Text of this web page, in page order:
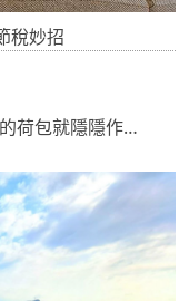
稅妙招
荷包就隱隱作
如果將閒置房屋出
地稅局說明，房屋
「全國歸戶」計算，
徵。多屋族如果想要
房屋出租，不僅能